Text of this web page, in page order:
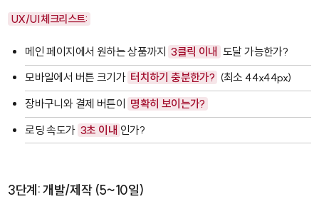
UX/UI 체크리스트:
메인 페이지에서 원하는 상품까지 3클릭 이내 도달 가능한가?
모바일에서 버튼 크기가 터치하기 충분한가? (최소 44x44px)
장바구니와 결제 버튼이 명확히 보이는가?
로딩 속도가 3초 이내 인가?
3단계: 개발/제작 (5~10일)